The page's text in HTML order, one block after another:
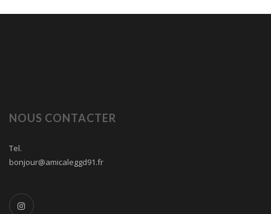
NOUS CONTACTER
Tel.
bonjour@amicaleggd91.fr